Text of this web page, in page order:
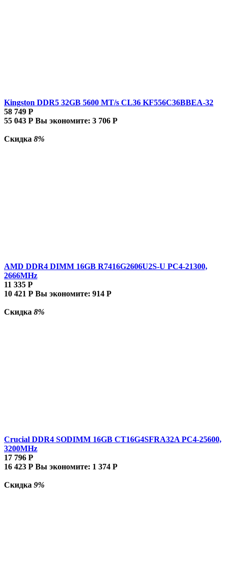
Kingston DDR5 32GB 5600 MT/s CL36 KF556C36BBEA-32
58 749 Р
55 043 Р Вы экономите: 3 706 Р
Скидка 8%
AMD DDR4 DIMM 16GB R7416G2606U2S-U PC4-21300,
2666MHz
11 335 Р
10 421 Р Вы экономите: 914 Р
Скидка 8%
Crucial DDR4 SODIMM 16GB CT16G4SFRA32A PC4-25600,
3200MHz
17 796 Р
16 423 Р Вы экономите: 1 374 Р
Скидка 9%